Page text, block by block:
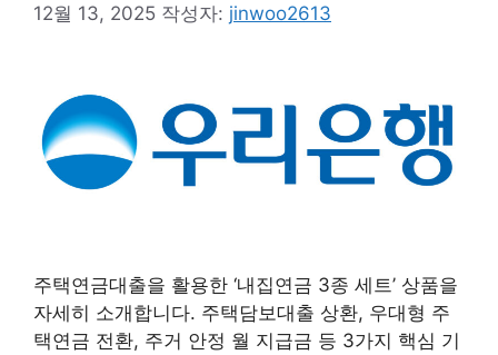
12월 13, 2025 작성자: jinwoo2613
주택연금대출을 활용한 ‘내집연금 3종 세트’ 상품을
자세히 소개합니다. 주택담보대출 상환, 우대형 주
택연금 전환, 주거 안정 월 지급금 등 3가지 핵심 기